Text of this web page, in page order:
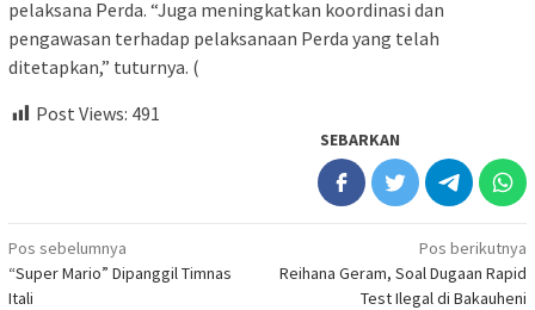
pelaksana Perda. “Juga meningkatkan koordinasi dan
pengawasan terhadap pelaksanaan Perda yang telah
ditetapkan,” tuturnya. (
Post Views: 491
SEBARKAN
Navigasi
pos
Pos sebelumnya
“Super Mario” Dipanggil Timnas
Itali
Pos berikutnya
Reihana Geram, Soal Dugaan Rapid
Test Ilegal di Bakauheni